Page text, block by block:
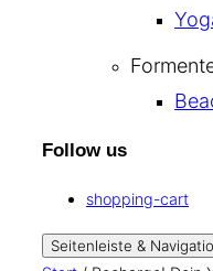
Follow us
shopping-cart
Seitenleiste &